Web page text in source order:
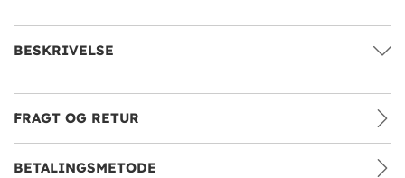
BESKRIVELSE
FRAGT OG RETUR
BETALINGSMETODE